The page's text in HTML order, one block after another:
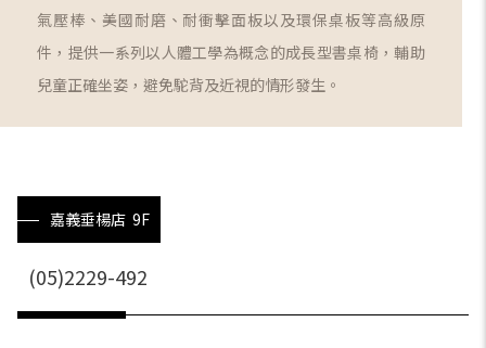
氣壓棒、美國耐磨、耐衝擊面板以及環保桌板等高級原
件，提供一系列以人體工學為概念的成長型書桌椅，輔助
兒童正確坐姿，避免駝背及近視的情形發生。
嘉義垂楊店 9F
(05)2229-492